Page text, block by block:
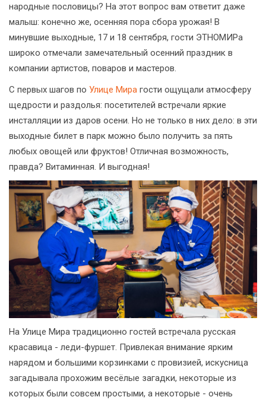
народные пословицы? На этот вопрос вам ответит даже
малыш: конечно же, осенняя пора сбора урожая! В
минувшие выходные, 17 и 18 сентября, гости ЭТНОМИРа
широко отмечали замечательный осенний праздник в
компании артистов, поваров и мастеров.
С первых шагов по Улице Мира гости ощущали атмосферу
щедрости и раздолья: посетителей встречали яркие
инсталляции из даров осени. Но не только в них дело: в эти
выходные билет в парк можно было получить за пять
любых овощей или фруктов! Отличная возможность,
правда? Витаминная. И выгодная!
На Улице Мира традиционно гостей встречала русская
красавица - леди-фуршет. Привлекая внимание ярким
нарядом и большими корзинками с провизией, искусница
загадывала прохожим весёлые загадки, некоторые из
которых были совсем простыми, а некоторые - очень